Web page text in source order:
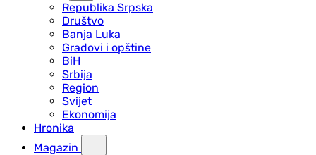
Republika Srpska
Društvo
Banja Luka
Gradovi i opštine
BiH
Srbija
Region
Svijet
Ekonomija
Hronika
Magazin